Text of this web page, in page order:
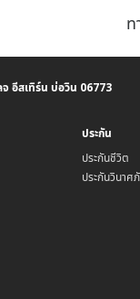
ท
จ อีสเทิร์น บ่อวิน 06773
ประกัน
ประกันชีวิต
ประกันวินาศ